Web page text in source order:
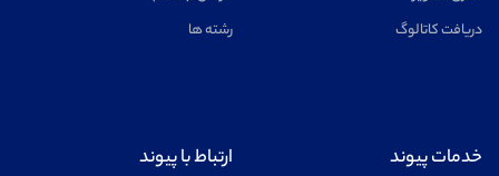
دریافت کاتالوگ
رشته ها
خدمات پیوند ارتباط با پیوند